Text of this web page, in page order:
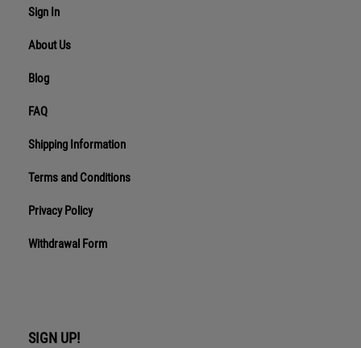
Sign In
About Us
Blog
FAQ
Shipping Information
Terms and Conditions
Privacy Policy
Withdrawal Form
SIGN UP!